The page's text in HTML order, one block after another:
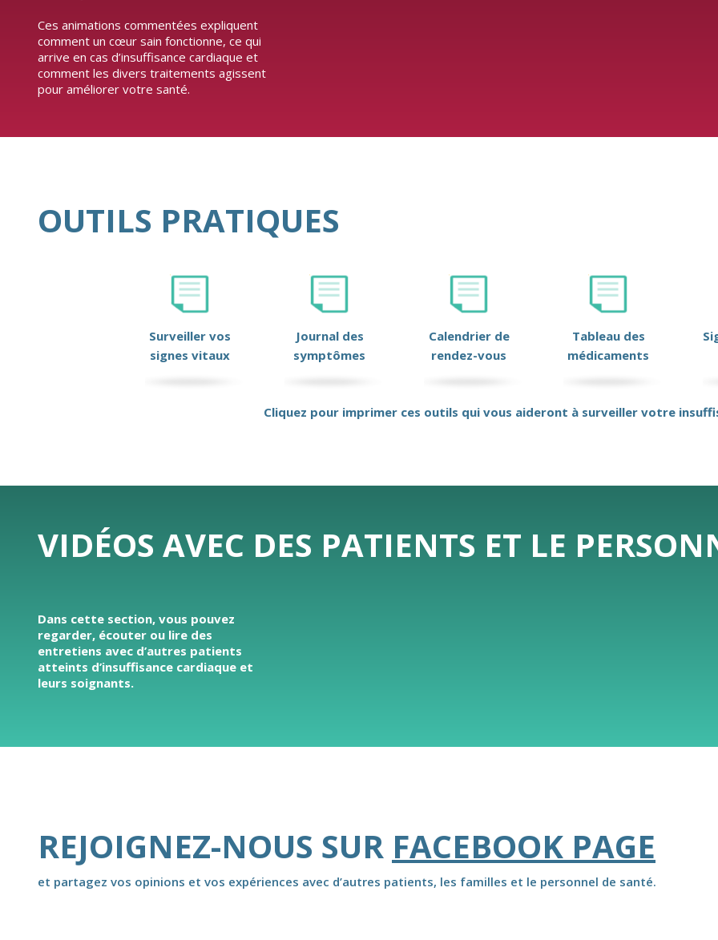
Ces animations commentées expliquent
comment un cœur sain fonctionne, ce qui
arrive en cas d’insuffisance cardiaque et
comment les divers traitements agissent
pour améliorer votre santé.
OUTILS PRATIQUES
Surveiller vos
signes vitaux
Journal des
symptômes
Calendrier de
rendez-vous
Tableau des
médicaments
Cliquez pour imprimer ces outils qui vous aideront à surveiller votre
VIDÉOS AVEC DES PATIENTS ET LE
Dans cette section, vous pouvez
regarder, écouter ou lire des
entretiens avec d’autres patients
atteints d’insuffisance cardiaque et
leurs soignants.
REJOIGNEZ-NOUS SUR FACEBOOK PAGE
et partagez vos opinions et vos expériences avec d’autres patients, les familles et le personnel de santé.